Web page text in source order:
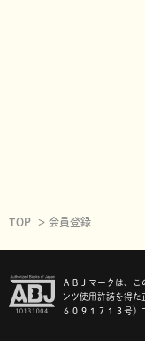
TOP 会員登録
ＡＢＪマークは、
ンツ使用許諾を得
６０９１７１３号）